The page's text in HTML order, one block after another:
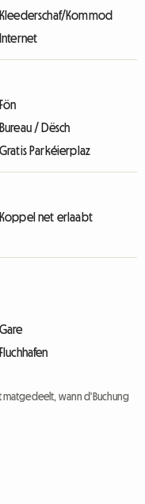
Kleederschaf/Kommod
Internet
Fön
Bureau / Dësch
Gratis Parkéierplaz
Koppel net erlaabt
Gare
Fluchhafen
matgedeelt, wann d'Buchung